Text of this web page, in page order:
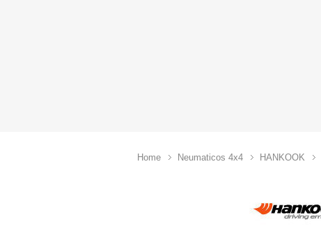
Home Neumaticos 4x4 HANKOOK